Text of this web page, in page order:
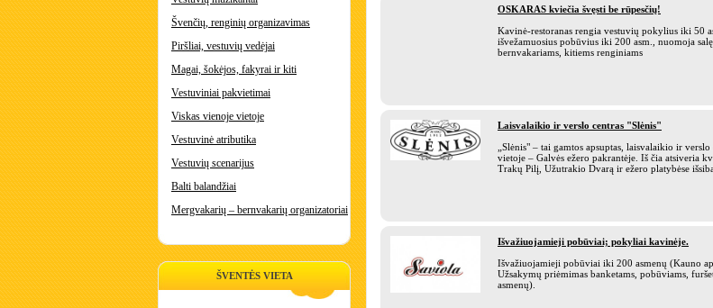
Švenčių, renginių organizavimas
Piršliai, vestuvių vedėjai
Magai, šokėjos, fakyrai ir kiti
Vestuviniai pakvietimai
Viskas vienoje vietoje
Vestuvinė atributika
Vestuvių scenarijus
Balti balandžiai
Mergvakarių – bernvakarių organizatoriai
ŠVENTĖS VIETA
OSKARAS kviečia švęsti be rūpesčių!
Kavinė-restoranas rengia vestuvių pokylius iki 50
išvežamuosius pobūvius iki 200 asm., nuomoja
bernvakariams, kitiems renginiams
Laisvalaikio ir verslo centras "Slėnis"
„Slėnis" – tai gamtos apsuptas, laisvalaikio ir
vietoje – Galvės ežero pakrantėje. Iš čia atsiveria
Trakų Pilį, Užutrakio Dvarą ir ežero platybėse
Išvažiuojamieji pobūviai; pokyliai kavinėje.
Išvažiuojamieji pobūviai iki 200 asmenų (Kauno
Užsakymų priėmimas banketams, pobūviams,
asmenų).